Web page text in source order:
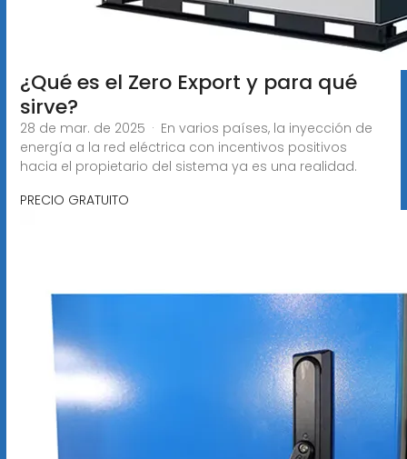
¿Qué es el Zero Export y para qué
sirve?
28 de mar. de 2025 · En varios países, la inyección de
energía a la red eléctrica con incentivos positivos
hacia el propietario del sistema ya es una realidad.
PRECIO GRATUITO